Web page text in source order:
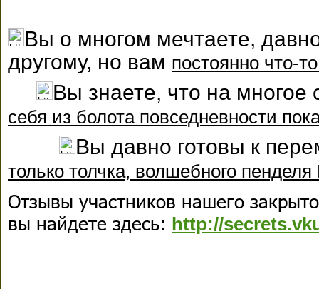
Вы о многом мечтаете,
другому, но вам постоянно что-
Вы знаете, что на
себя из болота повседневности
Вы давно готовы к
только толчка, волшебного
Отзывы участников нашего
вы найдете здесь: http://